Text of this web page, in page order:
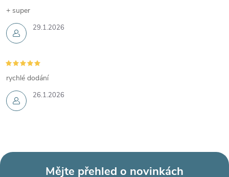
29.1.2026
+ super
26.1.2026
rychlé dodání
Mějte přehled o novinkách